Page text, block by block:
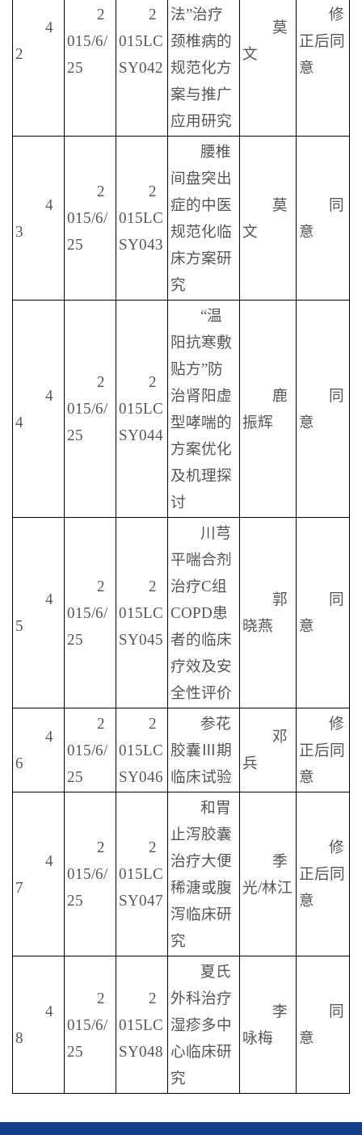
4
2
2
015/6/
25
2
015LC
SY042
法”治疗
颈椎病的
规范化方
案与推广
应用研究
莫
文
修
正后同
意
4
3
2
015/6/
25
2
015LC
SY043
腰椎
间盘突出
症的中医
规范化临
床方案研
究
莫
文
同
意
4
4
2
015/6/
25
2
015LC
SY044
“温
阳抗寒敷
贴方”防
治肾阳虚
型哮喘的
方案优化
及机理探
讨
鹿
振辉
同
意
4
5
2
015/6/
25
2
015LC
SY045
川芎
平喘合剂
治疗C组
COPD患
者的临床
疗效及安
全性评价
郭
晓燕
同
意
4
6
2
015/6/
25
2
015LC
SY046
参花
胶囊Ⅲ期
临床试验
邓
兵
修
正后同
意
4
7
2
015/6/
25
2
015LC
SY047
和胃
止泻胶囊
治疗大便
稀溏或腹
泻临床研
究
季
光/林江
修
正后同
意
4
8
2
015/6/
25
2
015LC
SY048
夏氏
外科治疗
湿疹多中
心临床研
究
李
咏梅
同
意